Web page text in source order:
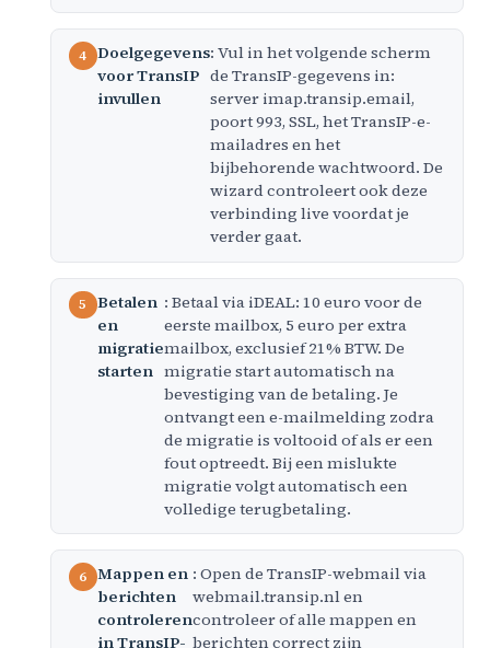
Doelgegevens
voor TransIP
invullen
: Vul in het volgende scherm
de TransIP-gegevens in:
server imap.transip.email,
poort 993, SSL, het TransIP-e-
mailadres en het
bijbehorende wachtwoord. De
wizard controleert ook deze
verbinding live voordat je
verder gaat.
Betalen
en
migratie
starten
: Betaal via iDEAL: 10 euro voor de
eerste mailbox, 5 euro per extra
mailbox, exclusief 21% BTW. De
migratie start automatisch na
bevestiging van de betaling. Je
ontvangt een e-mailmelding zodra
de migratie is voltooid of als er een
fout optreedt. Bij een mislukte
migratie volgt automatisch een
volledige terugbetaling.
Mappen en
berichten
controleren
in TransIP-
: Open de TransIP-webmail via
webmail.transip.nl en
controleer of alle mappen en
berichten correct zijn